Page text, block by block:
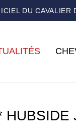
DU CAVALIER
HUBSIDE